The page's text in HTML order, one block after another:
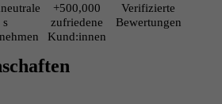
s
+500,000
zufriedene
Kund:innen
Verifizierte
Bewertungen